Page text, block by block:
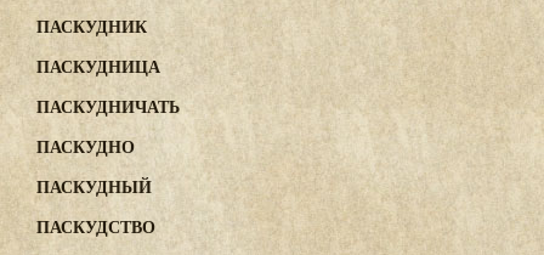
ПАСКУДНИК
ПАСКУДНИЦА
ПАСКУДНИЧАТЬ
ПАСКУДНО
ПАСКУДНЫЙ
ПАСКУДСТВО